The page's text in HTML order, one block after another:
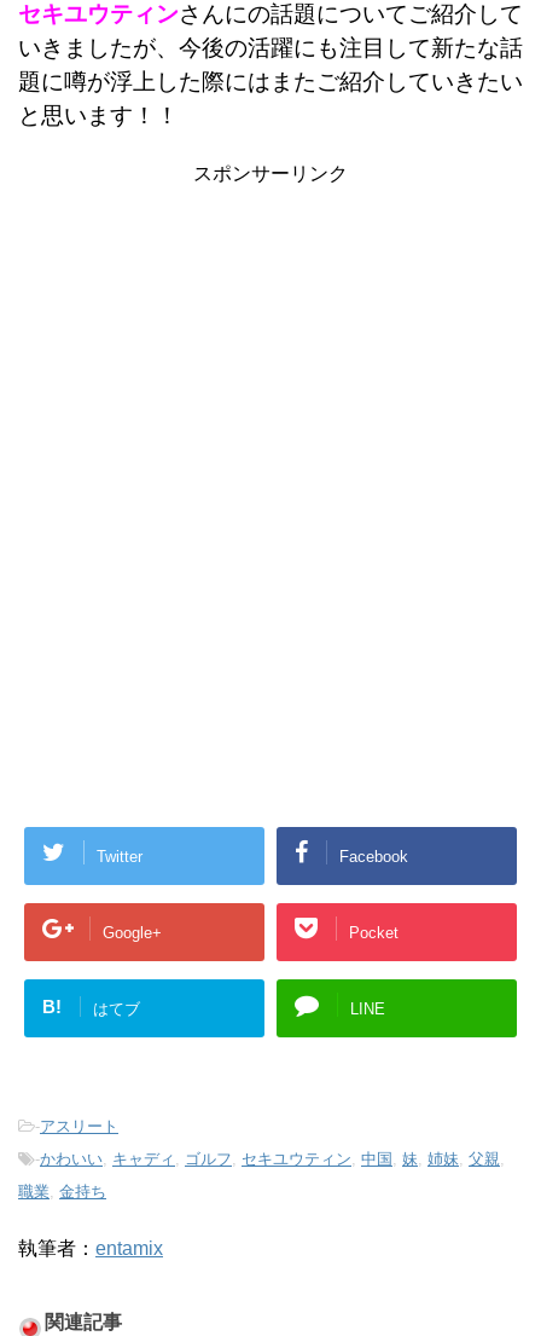
セキユウティンさんにの話題についてご紹介して
いきましたが、今後の活躍にも注目して新たな話
題に噂が浮上した際にはまたご紹介していきたい
と思います！！
スポンサーリンク
Twitter Facebook
Google+ Pocket
B! はてブ LINE
-アスリート
-かわいい, キャディ , ゴルフ, セキユウティン, 中国 , 妹, 姉妹, 父親,
職業, 金持ち
執筆者： entamix
関連記事